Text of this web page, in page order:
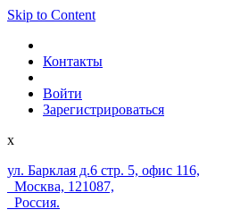
Skip to Content
Контакты
Войти
Зарегистрироваться
x
ул. Барклая д.6 стр. 5, офис 116,
Москва, 121087,
Россия.